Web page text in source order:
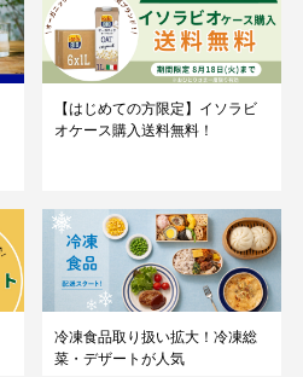
【はじめての方限定】イソラビ
オケース購入送料無料！
冷凍食品取り扱い拡大！冷凍総
菜・デザートが人気